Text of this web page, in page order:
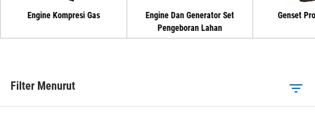
Engine Kompresi Gas
Engine Dan Generator Set
Pengeboran Lahan
Genset
Filter Menurut filter_list